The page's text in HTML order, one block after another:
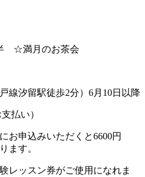
☆満月のお茶会
線汐留駅徒歩2分）6月10日以降
払い）
お申込みいただくと6600円
す。
レッスン券がご使用になれま